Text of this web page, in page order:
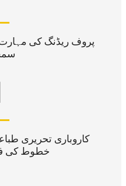
پروف ریڈنگ کی مہارت
کاروباری تحریری
خطوط کی